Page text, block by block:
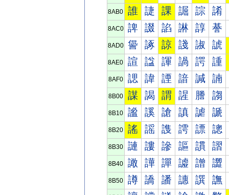
8AB0 誰 誱 課 誳 誴 誵
8AC0 諀 諁 諂 諃 諄 諅
8AD0 諐 諑 諒 諓 諔 諕
8AE0 諠 諡 諢 諣 諤 諥
8AF0 諰 諱 諲 諳 諴 諵
8B00 謀 謁 謂 謃 謄 謅
8B10 謐 謑 謒 謓 謔 謕
8B20 謠 謡 謢 謣 謤 謥
8B30 謰 謱 謲 謳 謴 謵
8B40 譀 譁 譂 譃 譄 譅
8B50 譐 譑 譒 譓 譔 譕